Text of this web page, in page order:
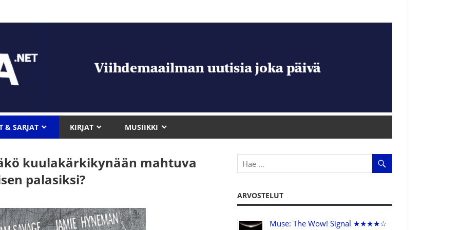
& SARJAT KIRJAT MUSIIKKI
kuulakärkikynään mahtuva
palasiksi?
ARVOSTELUT
Muse: The Wow! Signal ★★★★☆